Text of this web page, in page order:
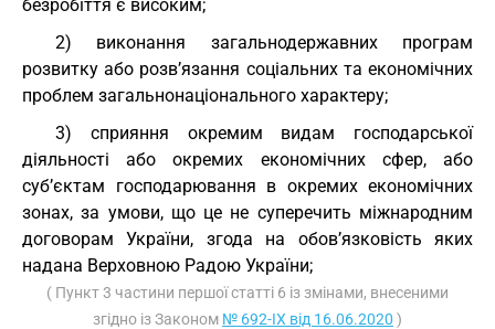
безробіття є високим;
2) виконання загальнодержавних програм
розвитку або розв’язання соціальних та економічних
проблем загальнонаціонального характеру;
3) сприяння окремим видам господарської
діяльності або окремих економічних сфер, або
суб’єктам господарювання в окремих економічних
зонах, за умови, що це не суперечить міжнародним
договорам України, згода на обов’язковість яких
надана Верховною Радою України;
( Пункт 3 частини першої статті 6 із змінами, внесеними
згідно із Законом № 692-IX від 16.06.2020 )